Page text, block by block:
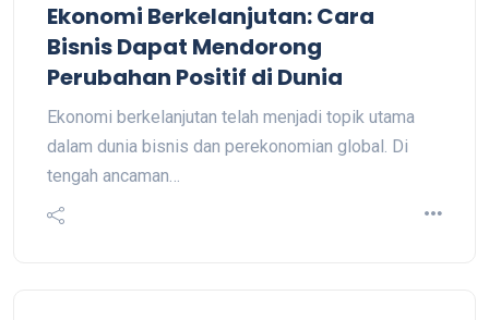
Ekonomi Berkelanjutan: Cara
Bisnis Dapat Mendorong
Perubahan Positif di Dunia
Ekonomi berkelanjutan telah menjadi topik utama
dalam dunia bisnis dan perekonomian global. Di
tengah ancaman…